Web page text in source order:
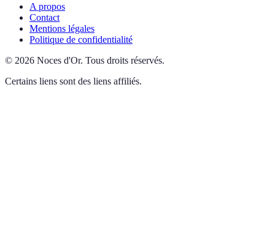
A propos
Contact
Mentions légales
Politique de confidentialité
© 2026 Noces d'Or. Tous droits réservés.
Certains liens sont des liens affiliés.